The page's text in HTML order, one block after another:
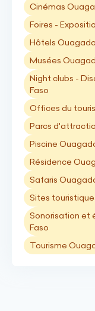
Cinémas
Foires -
Hôtels
Musées
Night clubs -
Faso
Offices du
Parcs
Piscine
Résidence
Safaris
Sites
Sonorisation et
Faso
Tourisme